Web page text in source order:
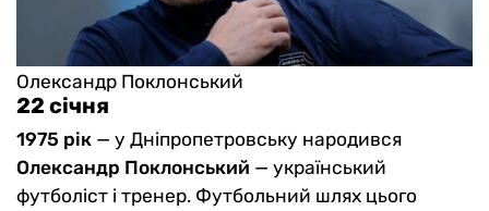
Олександр Поклонський
22 січня
1975 рік — у Дніпропетровську народився
Олександр Поклонський — український
футболіст і тренер. Футбольний шлях цього